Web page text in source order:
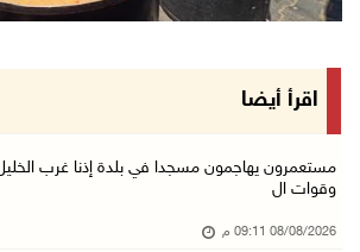
إصابات بالاختناق خلال اقتحام الاحتلال قرية ال
الحايك: نقود جهودا وطنية لحماية المواقع الأثر ...
أطفال مبتورو الأطراف يتحدّون الألم بكرة القدم
08/آب/2026 04:42 م
جلسة لمجلس الأمن بشأن الضفة الغربية الثلاثاء
اقرأ أيضا
مستعمرون يهاجمون مسجدا في بلدة إذنا غرب
وقوات ال
08/08/2026 09:11 م